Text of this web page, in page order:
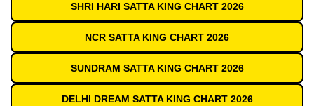
SHRI HARI SATTA KING CHART 2026
NCR SATTA KING CHART 2026
SUNDRAM SATTA KING CHART 2026
DELHI DREAM SATTA KING CHART 2026